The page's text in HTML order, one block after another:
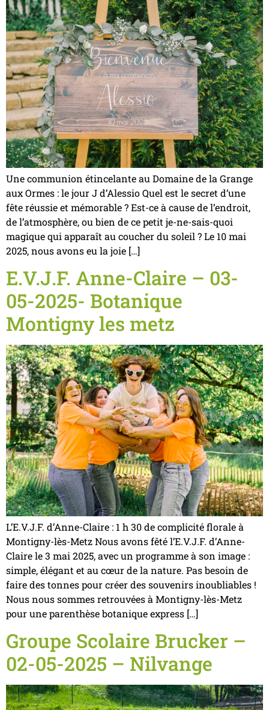
Une communion étincelante au Domaine de la Grange
aux Ormes : le jour J d’Alessio Quel est le secret d’une
fête réussie et mémorable ? Est-ce à cause de l’endroit,
de l’atmosphère, ou bien de ce petit je-ne-sais-quoi
magique qui apparaît au coucher du soleil ? Le 10 mai
2025, nous avons eu la joie […]
E.V.J.F. Anne-Claire – 03-
05-2025- Botanique
Montigny les metz
L’E.V.J.F. d’Anne-Claire : 1 h 30 de complicité florale à
Montigny-lès-Metz Nous avons fêté l’E.V.J.F. d’Anne-
Claire le 3 mai 2025, avec un programme à son image :
simple, élégant et au cœur de la nature. Pas besoin de
faire des tonnes pour créer des souvenirs inoubliables !
Nous nous sommes retrouvées à Montigny-lès-Metz
pour une parenthèse botanique express […]
Groupe Scolaire Brucker –
02-05-2025 – Nilvange